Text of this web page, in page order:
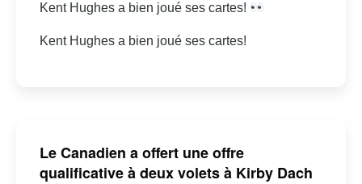
Kent Hughes a bien joué ses cartes!
Kent Hughes a bien joué ses cartes!
Le Canadien a offert une offre
qualificative à deux volets à Kirby Dach